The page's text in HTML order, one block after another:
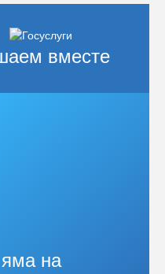
вместе
на